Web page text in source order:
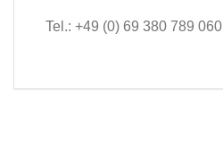
Tel.: +49 (0) 69 380 789 060